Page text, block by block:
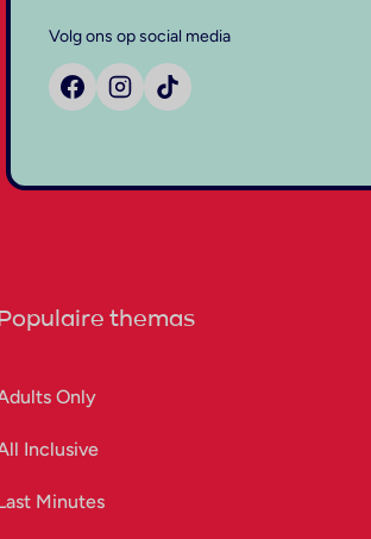
Volg ons op social media
themas
Only
Inclusive
Minutes